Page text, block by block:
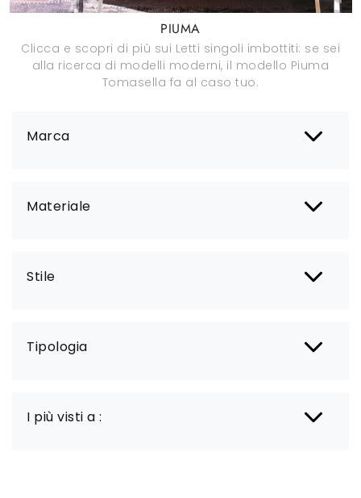
Marca
Materiale
Stile
Tipologia
I più visti a :
PIUMA
Clicca e scopri di più sui Letti singoli imbottiti: se sei
alla ricerca di modelli moderni, il modello Piuma
Tomasella fa al caso tuo.